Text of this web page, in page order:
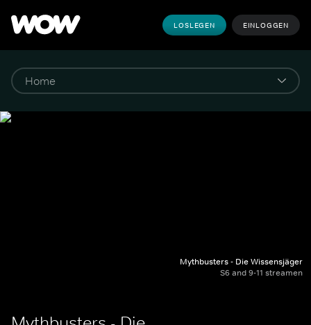
LOSLEGEN EINLOGGEN
Mythbusters - Die Wissensjäger
S6 and 9-11 streamen